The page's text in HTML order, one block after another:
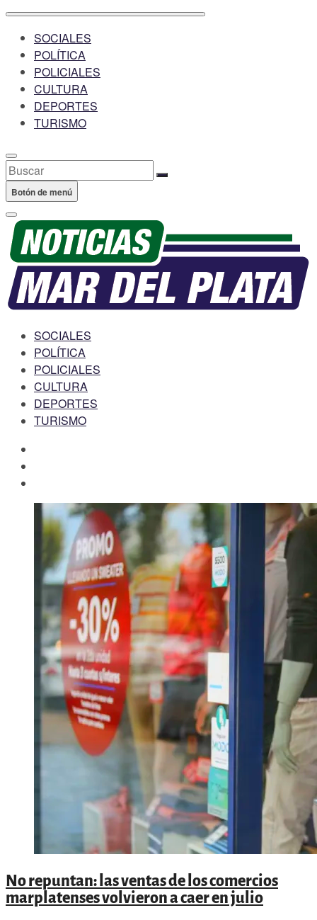
SOCIALES
POLÍTICA
POLICIALES
CULTURA
DEPORTES
TURISMO
Buscar
Botón de menú
SOCIALES
POLÍTICA
POLICIALES
CULTURA
DEPORTES
TURISMO
No repuntan: las ventas de los comercios
marplatenses volvieron a caer en julio